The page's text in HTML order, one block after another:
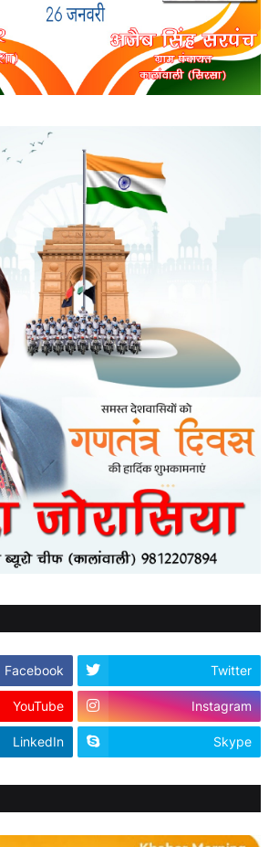
Facebook Twitter
YouTube Instagram
LinkedIn Skype